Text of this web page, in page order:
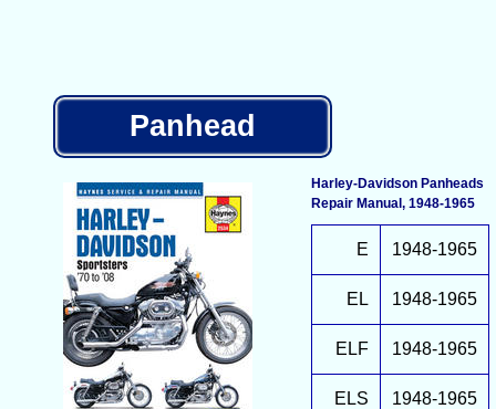
Panhead
Harley-Davidson Panheads
Repair Manual, 1948-1965
E 1948-1965
EL 1948-1965
ELF 1948-1965
ELS 1948-1965